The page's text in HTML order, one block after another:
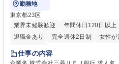
勤務地
東京都23区
業界未経験歓迎
年間休日120日以上
退職金あり
完全週休2日制 女性が
土日祝休み
仕事の内容